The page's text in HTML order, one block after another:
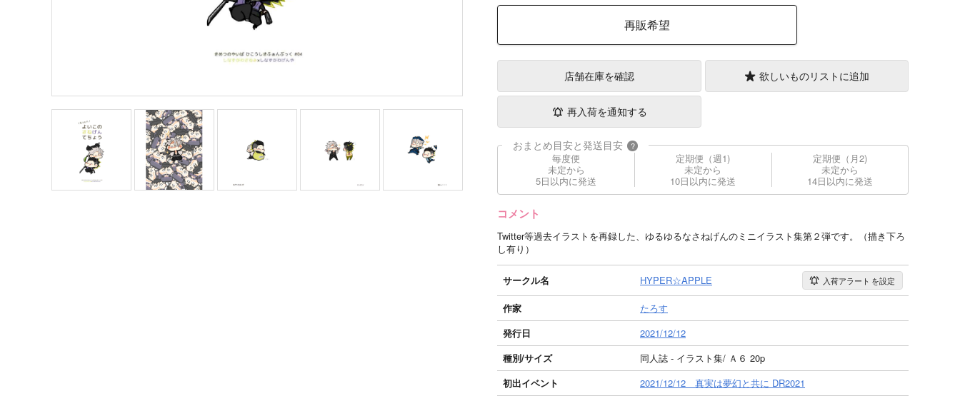
再販希望
店舗在庫を確認 欲しいものリストに追加
再入荷を通知する
おまとめ目安と発送目安 ?
毎度便
未定から
5日以内に発送
定期便（週1)
未定から
10日以内に発送
定期便（月2)
未定から
14日以内に発送
コメント
Twitter等過去イラストを再録した、ゆるゆるなさねげんのミニイラスト集第２弾です。（描き下ろ
し有り）
サークル名 HYPER☆APPLE 入荷アラート を設定
作家
たろす
発行日
2021/12/12
種別/サイズ
同人誌 - イラスト集/ Ａ６ 20p
初出イベント
2021/12/12 真実は夢幻と共に DR2021